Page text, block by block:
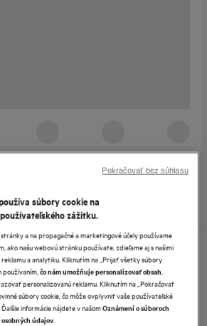
súbory cookie na
zážitku.
a na propagačné a marketingové účely používame
ako našu webovú stránku používate, zdieľame aj s našimi
a analytiku. Kliknutím na „Prijať všetky súbory
používaním,čo nám umožňuje personalizovať obsah,
personalizovanú reklamu. Kliknutím na „Pokračovať
súbory cookie, čo môže ovplyvniť vaše používateľské
informácie nájdete v našomOznámení o súboroch
údajov.
Pokračovať bez súhlasu